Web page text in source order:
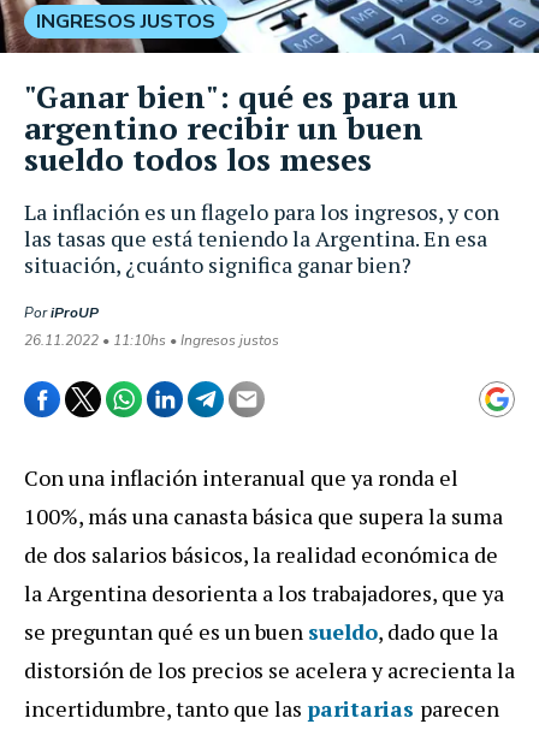
La inflación es un flagelo para los ingresos, y con
las tasas que está teniendo la Argentina. En esa
situación, ¿cuánto significa ganar bien?
PoriProUP
26.11.2022 • 11:10hs • Ingresos justos
INGRESOS JUSTOS
"Ganar bien": qué es para un
argentino recibir un buen
sueldo todos los meses
Con una inflación interanual que ya ronda el
100%, más una canasta básica que supera la suma
de dos salarios básicos, la realidad económica de
la Argentina desorienta a los trabajadores, que ya
se preguntan qué es un buen sueldo, dado que la
distorsión de los precios se acelera y acrecienta la
incertidumbre, tanto que las paritarias parecen